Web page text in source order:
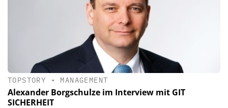
TOPSTORY • MANAGEMENT
Alexander Borgschulze im Interview mit GIT
SICHERHEIT